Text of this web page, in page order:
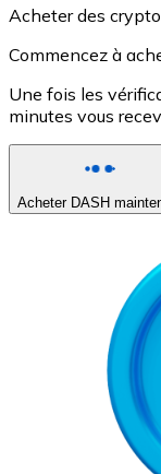
Acheter des
Commencez à
Une fois les
minutes vous
Acheter DASH